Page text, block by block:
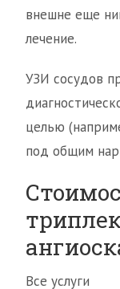
внешне еще
лечение.
УЗИ сосудов
целью
под общим
Все услуги